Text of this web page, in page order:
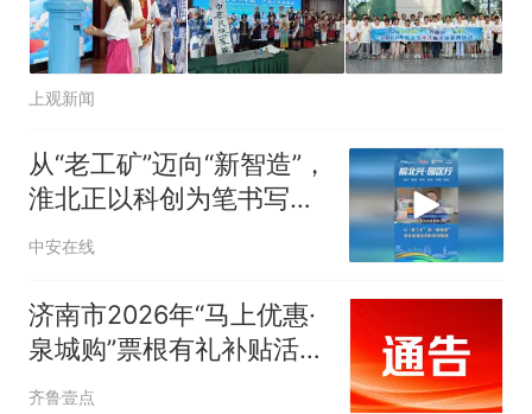
上观新闻
从“老工矿”迈向“新智造”，
淮北正以科创为笔书写资
源型城市转型答卷
中安在线
济南市2026年“马上优惠·
泉城购”票根有礼补贴活动
即将启动
齐鲁壹点